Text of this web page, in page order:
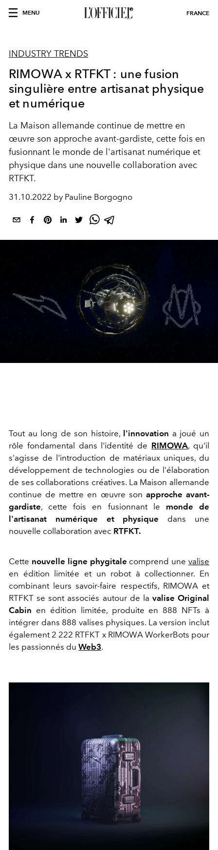
MENU FRANCE
INDUSTRY TRENDS
RIMOWA x RTFKT : une fusion
singulière entre artisanat physique
et numérique
La Maison allemande continue de mettre en
œuvre son approche avant-gardiste, cette fois en
fusionnant le monde de l'artisanat numérique et
physique dans une nouvelle collaboration avec
RTFKT.
31.10.2022 by Pauline Borgogno
Tout au long de son histoire, l'innovation a joué un
rôle fondamental dans l'identité de RIMOWA, qu'il
s'agisse de l'introduction de matériaux uniques, du
développement de technologies ou de l'élaboration
de ses collaborations créatives. La Maison allemande
continue de mettre en œuvre son approche avant-
gardiste, cette fois en fusionnant le monde de
l'artisanat numérique et physique dans une
nouvelle collaboration avec RTFKT.
Cette nouvelle ligne phygitale comprend unevalise
en édition limitée et un robot à collectionner. En
combinant leurs savoir-faire respectifs, RIMOWA et
RTFKT se sont associés autour de la valise Original
Cabin en édition limitée, produite en 888 NFTs à
intégrer dans 888 valises physiques. La version inclut
également 2 222 RTFKT x RIMOWA WorkerBots pour
les passionnés du Web3.